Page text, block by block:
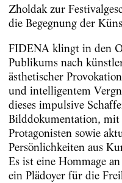
Zholdak zur
die Begegnung der
FIDENA klingt in den
Publikums nach
ästhetischer
und intelligentem
dieses impulsive
Bilddokumentation,
Protagonisten sowie
Persönlichkeiten aus
Es ist eine Hommage
ein Plädoyer für die